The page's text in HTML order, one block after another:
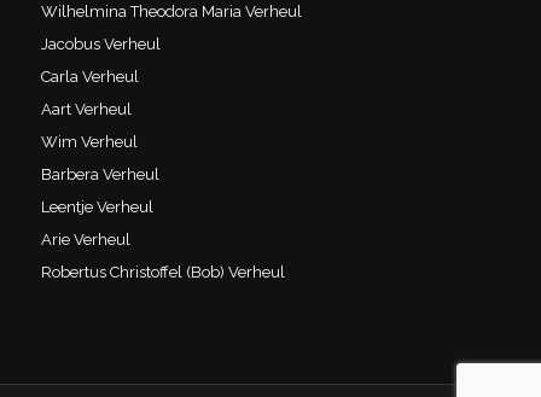
Wilhelmina Theodora Maria Verheul
Jacobus Verheul
Carla Verheul
Aart Verheul
Wim Verheul
Barbera Verheul
Leentje Verheul
Arie Verheul
Robertus Christoffel (Bob) Verheul